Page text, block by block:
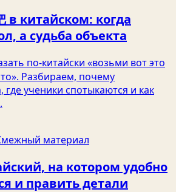
в китайском: когда
а судьба объекта
по‑китайски «возьми вот это
Разбираем, почему
где ученики спотыкаются и как
материал
на котором удобно
и править детали